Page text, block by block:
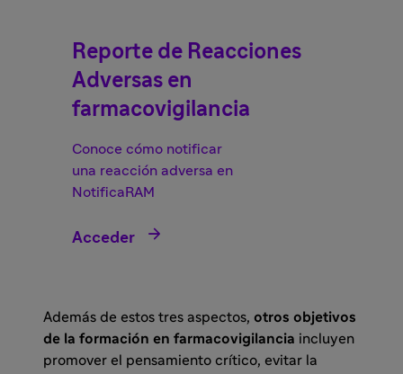
Reporte de Reacciones
Adversas en
farmacovigilancia
Conoce cómo notificar
una reacción adversa en
NotificaRAM
Acceder 
Además de estos tres aspectos, otros objetivos
de la formación en farmacovigilancia incluyen
promover el pensamiento crítico, evitar la